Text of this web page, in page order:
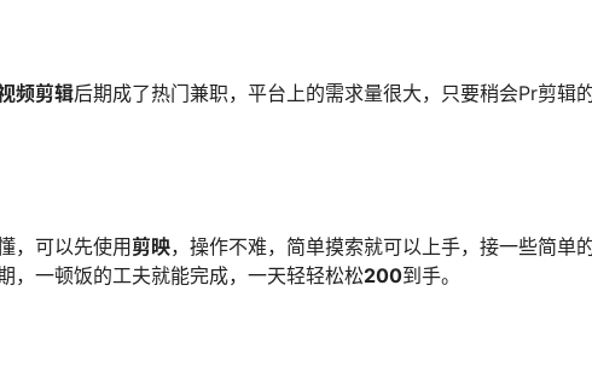
频剪辑后期成了热门兼职，平台上的需求量很大，只要稍会Pr剪辑
，可以先使用剪映，操作不难，简单摸索就可以上手，接一些简单
，一顿饭的工夫就能完成，一天轻轻松松200到手。